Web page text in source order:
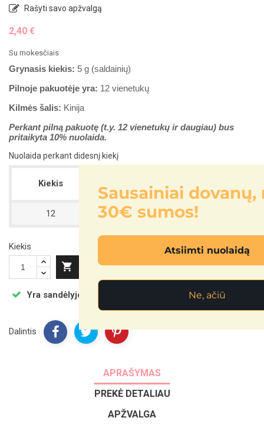
Rašyti savo apžvalgą
2,40 €
Su mokesčiais
Grynasis kiekis: 5 g (saldainių)
Pilnoje pakuotėje yra: 12 vienetukų
Kilmės šalis: Kinija
Perkant pilną pakuotę (t.y. 12 vienetukų ir daugiau) bus
pritaikyta 10% nuolaida.
Nuolaida perkant didesnį kiekį
Kiekis
nuolaida
12 10% Iki 2,87 €
Kiekis
 Į KREPŠELĮ
Yra sandėlyje
Dalintis
APRAŠYMAS
PREKĖ DETALIAU
APŽVALGA
Sausainiai dovanų, nuo
30€ sumos!
Atsiimti nuolaidą